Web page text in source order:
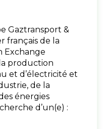
Gaztransport &
français de la
Exchange
production
et d’électricité et
de la
énergies
d’un(e) :